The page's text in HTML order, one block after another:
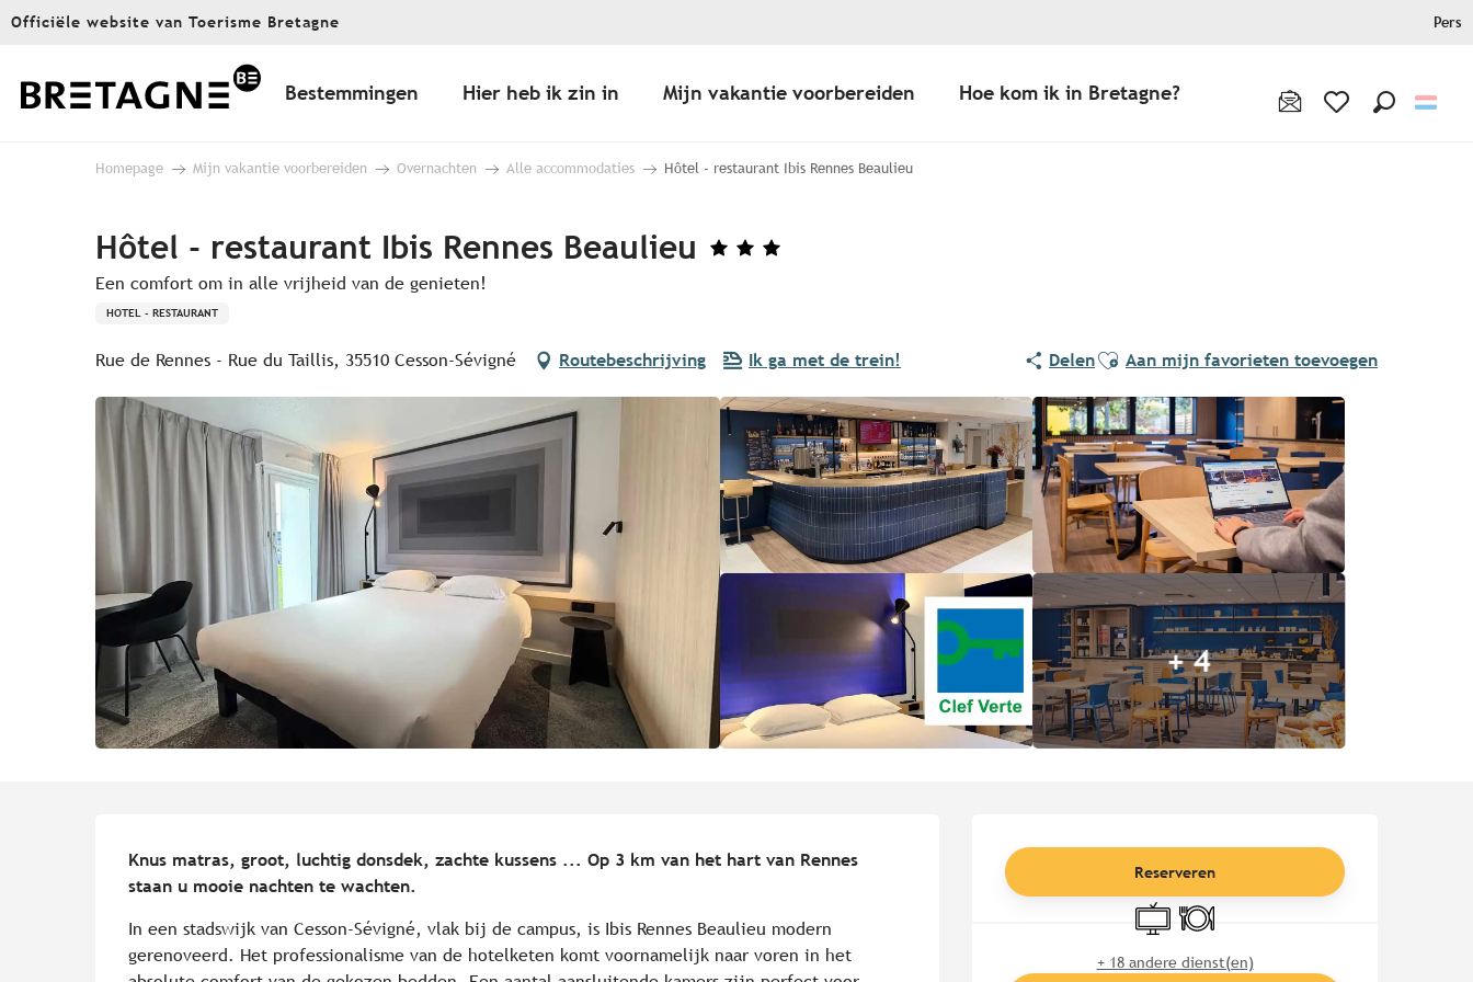
Aller
principal
Officiële website van Toerisme Bretagne Pers
Bestemmingen Hier heb ik zin in Mijn vakantie voorbereiden Hoe kom ik in Bretagne?
Homepage Mijn vakantie voorbereiden Overnachten Alle accommodaties Hôtel - restaurant Ibis Rennes Beaulieu
Hôtel - restaurant Ibis Rennes Beaulieu
Een comfort om in alle vrijheid van de genieten!
HOTEL - RESTAURANT
Rue de Rennes - Rue du Taillis, 35510 Cesson-Sévigné Routebeschrijving Ik ga met de trein! DelenAjouter aux favoris
Aan mijn favorieten toevoegen
+ 4
Openingstijden en
Reserveren
TelevisieRestaurant
+ 18 andere dienst(en)
Knus matras, groot, luchtig donsdek, zachte kussens ... Op 3 km van het hart van Rennes
staan u mooie nachten te wachten.
In een stadswijk van Cesson-Sévigné, vlak bij de campus, is Ibis Rennes Beaulieu modern
gerenoveerd. Het professionalisme van de hotelketen komt voornamelijk naar voren in het